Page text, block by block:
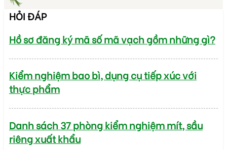
HỎI ĐÁP
Hồ sơ đăng ký mã số mã vạch gồm những gì?
Kiểm nghiệm bao bì, dụng cụ tiếp xúc với
thực phẩm
Danh sách 37 phòng kiểm nghiệm mít, sầu
riêng xuất khẩu